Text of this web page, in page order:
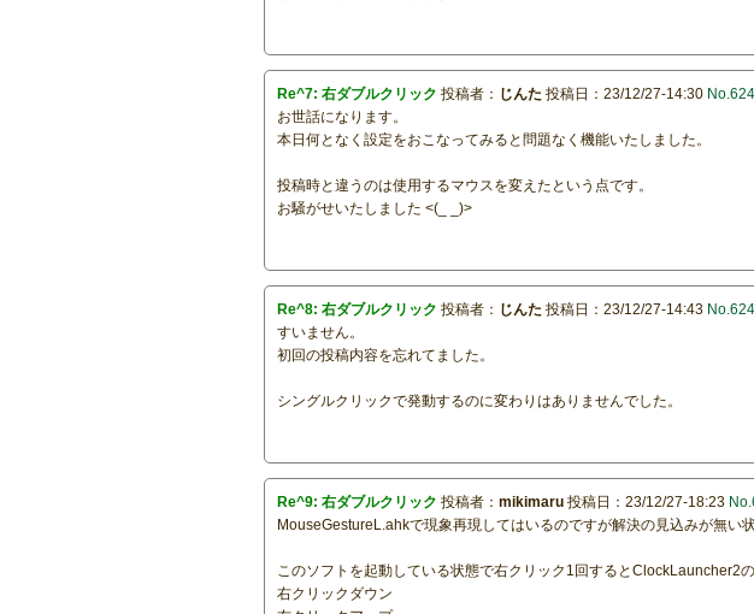
Re^7: 右ダブルクリック 投稿者： じんた 投稿日：23/12/27-14:30
お世話になります。
本日何となく設定をおこなってみると問題なく機能いたしました。
投稿時と違うのは使用するマウスを変えたという点です。
お騒がせいたしました <(_ _)>
Re^8: 右ダブルクリック 投稿者： じんた 投稿日：23/12/27-14:43
すいません。
初回の投稿内容を忘れてました。
シングルクリックで発動するのに変わりはありませんでした。
Re^9: 右ダブルクリック 投稿者：mikimaru 投稿日：23/12/27-18:23
MouseGestureL.ahkで現象再現してはいるのですが解決の見込みが無い状
このソフトを起動している状態で右クリック1回するとClockLauncher2
右クリックダウン